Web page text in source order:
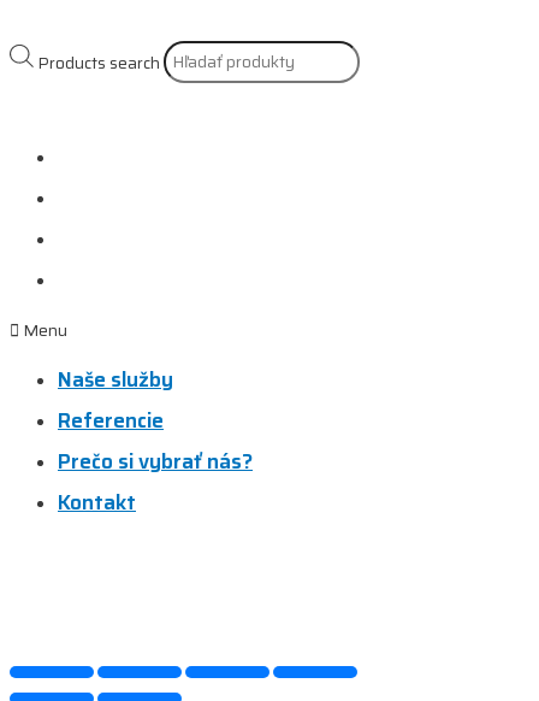
Products search
Menu
Naše služby
Referencie
Prečo si vybrať nás?
Kontakt